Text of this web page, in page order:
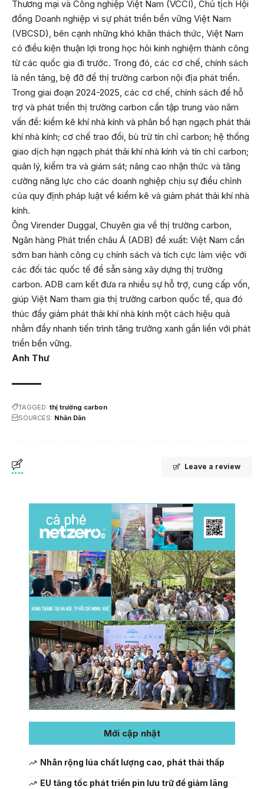
Thương mại và Công nghiệp Việt Nam (VCCI), Chủ tịch Hội
đồng Doanh nghiệp vì sự phát triển bền vững Việt Nam
(VBCSD), bên cạnh những khó khăn thách thức, Việt Nam
có điều kiện thuận lợi trong học hỏi kinh nghiệm thành công
từ các quốc gia đi trước. Trong đó, các cơ chế, chính sách
là nền tảng, bệ đỡ để thị trường carbon nội địa phát triển.
Trong giai đoạn 2024-2025, các cơ chế, chính sách để hỗ
trợ và phát triển thị trường carbon cần tập trung vào năm
vấn đề: kiểm kê khí nhà kính và phân bổ hạn ngạch phát thải
khí nhà kính; cơ chế trao đổi, bù trừ tín chỉ carbon; hệ thống
giao dịch hạn ngạch phát thải khí nhà kính và tín chỉ carbon;
quản lý, kiểm tra và giám sát; nâng cao nhận thức và tăng
cường năng lực cho các doanh nghiệp chịu sự điều chỉnh
của quy định pháp luật về kiểm kê và giảm phát thải khí nhà
kính.
Ông Virender Duggal, Chuyên gia về thị trường carbon,
Ngân hàng Phát triển châu Á (ADB) đề xuất: Việt Nam cần
sớm ban hành công cụ chính sách và tích cực làm việc với
các đối tác quốc tế để sẵn sàng xây dựng thị trường
carbon. ADB cam kết đưa ra nhiều sự hỗ trợ, cung cấp vốn,
giúp Việt Nam tham gia thị trường carbon quốc tế, qua đó
thúc đẩy giảm phát thải khí nhà kính một cách hiệu quả
nhằm đẩy nhanh tiến trình tăng trưởng xanh gắn liền với phát
triển bền vững.
Anh Thư
TAGGED: thị trường carbon
SOURCES: Nhân Dân
Leave a review
Mới cập nhật
Nhân rộng lúa chất lượng cao, phát thải thấp
EU tăng tốc phát triển pin lưu trữ để giảm lãng